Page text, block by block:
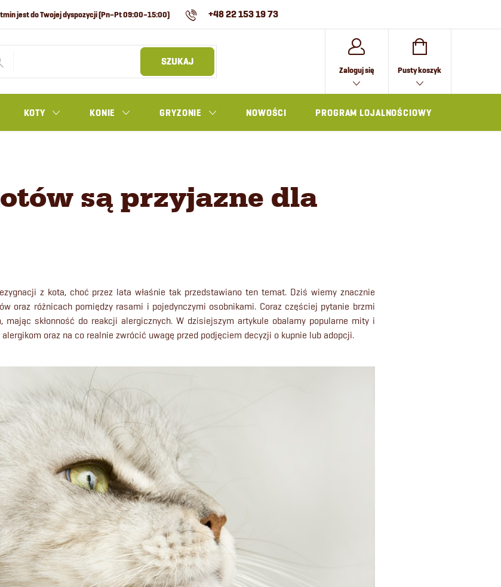
+48 22 153 19 73
SZUKAJ
Zaloguj się KOSZYK
Pusty koszyk
KOTY KONIE GRYZONIE NOWOŚCI PROGRAM LOJALNOŚCIOWY
są przyjazne dla
z kota, choć przez lata właśnie tak przedstawiano ten temat. Dziś wiemy znacznie
oraz różnicach pomiędzy rasami i pojedynczymi osobnikami. Coraz częściej pytanie brzmi
mając skłonność do reakcji alergicznych. W dzisiejszym artykule obalamy popularne mity i
oraz na co realnie zwrócić uwagę przed podjęciem decyzji o kupnie lub adopcji.